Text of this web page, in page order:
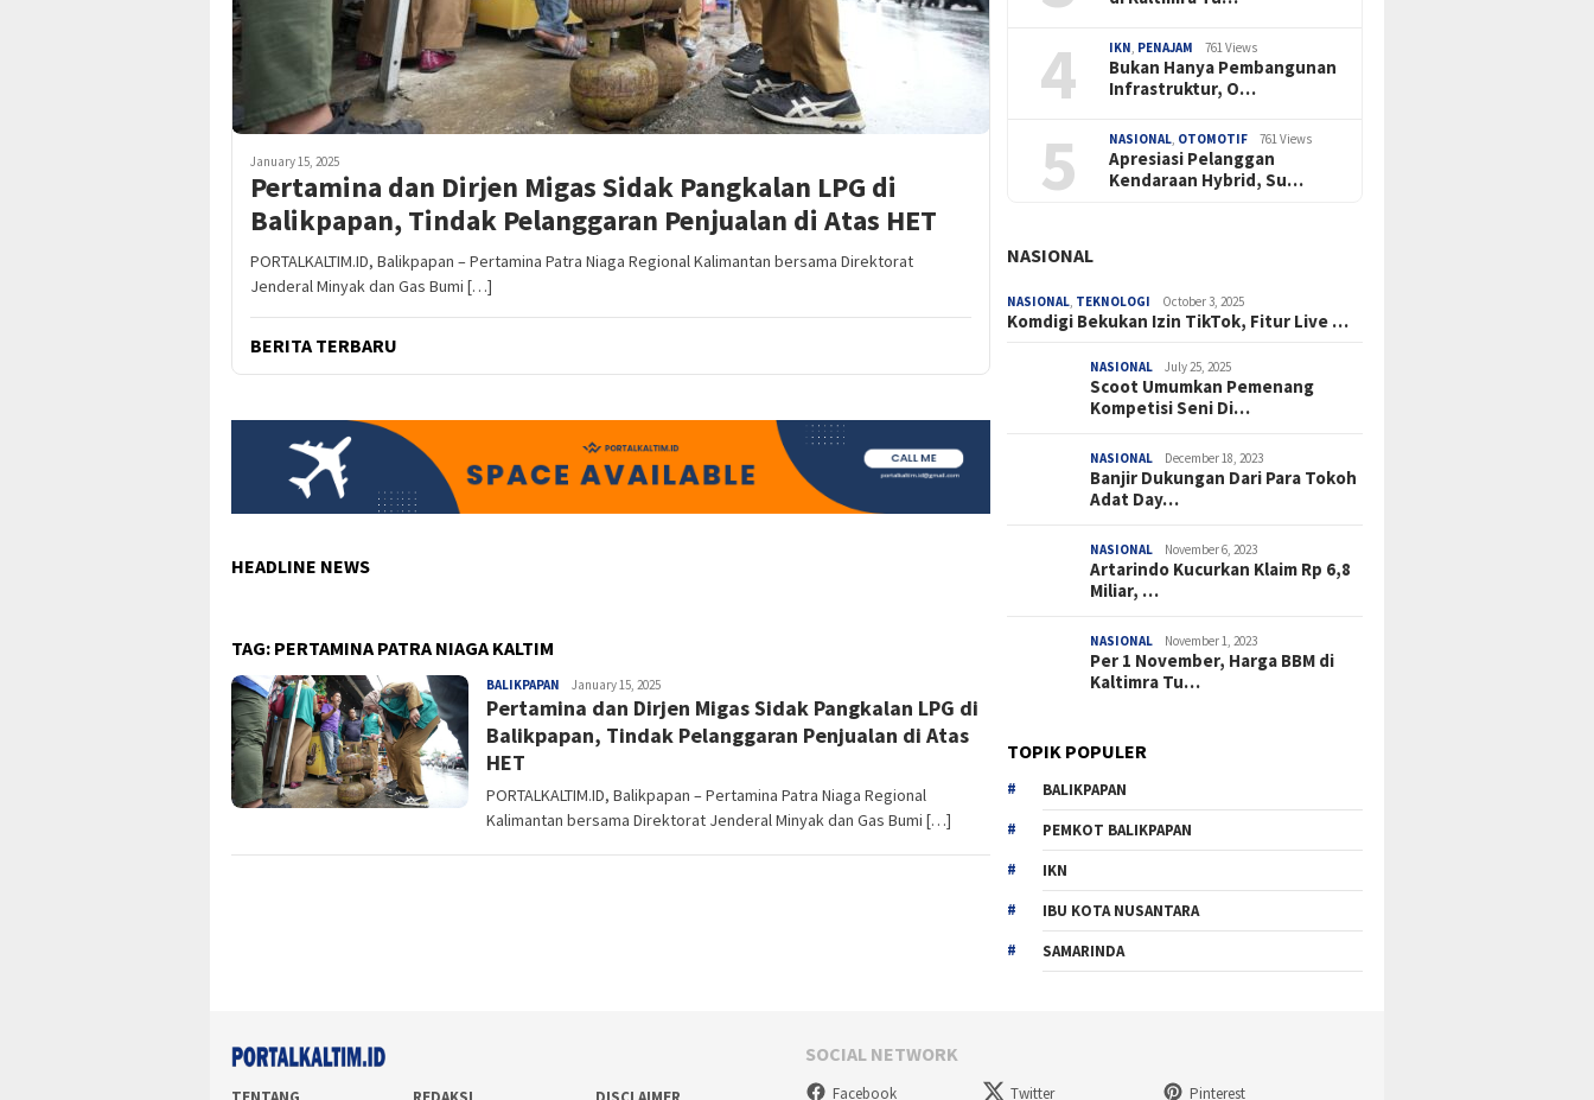
January 15, 2025
Pertamina dan Dirjen Migas Sidak Pangkalan LPG di
Balikpapan, Tindak Pelanggaran Penjualan di Atas HET
PORTALKALTIM.ID, Balikpapan – Pertamina Patra Niaga Regional Kalimantan bersama Direktorat
Jenderal Minyak dan Gas Bumi […]
BERITA TERBARU
HEADLINE NEWS
TAG: PERTAMINA PATRA NIAGA KALTIM
BALIKPAPAN Muhammad
January 15, 2025
Pertamina dan Dirjen Migas Sidak Pangkalan LPG di
Balikpapan, Tindak Pelanggaran Penjualan di Atas
HET
PORTALKALTIM.ID, Balikpapan – Pertamina Patra Niaga Regional
Kalimantan bersama Direktorat Jenderal Minyak dan Gas Bumi […]
4 IKN, PENAJAM 761 Views
Bukan Hanya Pembangunan
Infrastruktur, O…
5 NASIONAL, OTOMOTIF 761 Views
Apresiasi Pelanggan
Kendaraan Hybrid, Su…
NASIONAL
NASIONAL, TEKNOLOGI October 3, 2025
Komdigi Bekukan Izin TikTok, Fitur Live …
NASIONAL July 25, 2025
Scoot Umumkan Pemenang
Kompetisi Seni Di…
NASIONAL December 18, 2023
Banjir Dukungan Dari Para Tokoh
Adat Day…
NASIONAL November 6, 2023
Artarindo Kucurkan Klaim Rp 6,8
Miliar, …
NASIONAL November 1, 2023
Per 1 November, Harga BBM di
Kaltimra Tu…
TOPIK POPULER
BALIKPAPAN
PEMKOT BALIKPAPAN
IKN
IBU KOTA NUSANTARA
SAMARINDA
SOCIAL NETWORK
Facebook Twitter Pinterest